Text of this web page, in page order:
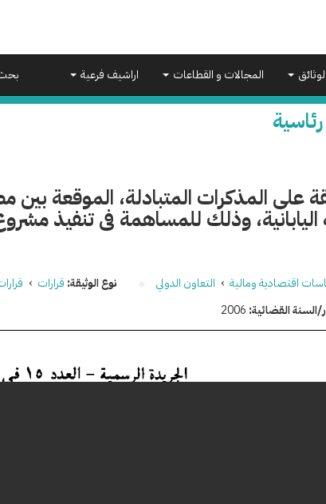
المجالات و القطاعات اراشيف فرعية
على المذكرات المتبادلة، الموقعة بين
اليابانية، وذلك للمساهمة فى تنفيذ
اقتصادية ومالية › التعاون الدولي نوع الوثيقة: قرارات ›
السنة القضائية: 2006